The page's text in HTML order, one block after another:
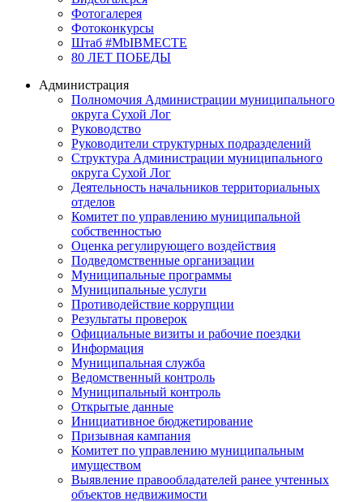
Фотогалерея
Фотоконкурсы
Штаб #MbIBMECTE
80 ЛЕТ ПОБЕДЫ
Администрация
Полномочия Администрации муниципального
округа Сухой Лог
Руководство
Руководители структурных подразделений
Структура Администрации муниципального
округа Сухой Лог
Деятельность начальников территориальных
отделов
Комитет по управлению муниципальной
собственностью
Оценка регулирующего воздействия
Подведомственные организации
Муниципальные программы
Муниципальные услуги
Противодействие коррупции
Результаты проверок
Официальные визиты и рабочие поездки
Информация
Муниципальная служба
Ведомственный контроль
Муниципальный контроль
Открытые данные
Инициативное бюджетирование
Призывная кампания
Комитет по управлению муниципальным
имуществом
Выявление правообладателей ранее учтенных
объектов недвижимости